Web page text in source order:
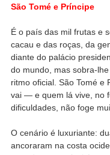
São Tomé e Príncipe
É o país das mil frutas e
cacau e das roças, da
diante do palácio
do mundo, mas sobra-
ritmo oficial. São Tomé e
vai — e quem lá vive, no
dificuldades, não foge
O cenário é luxuriante:
ancoraram na costa